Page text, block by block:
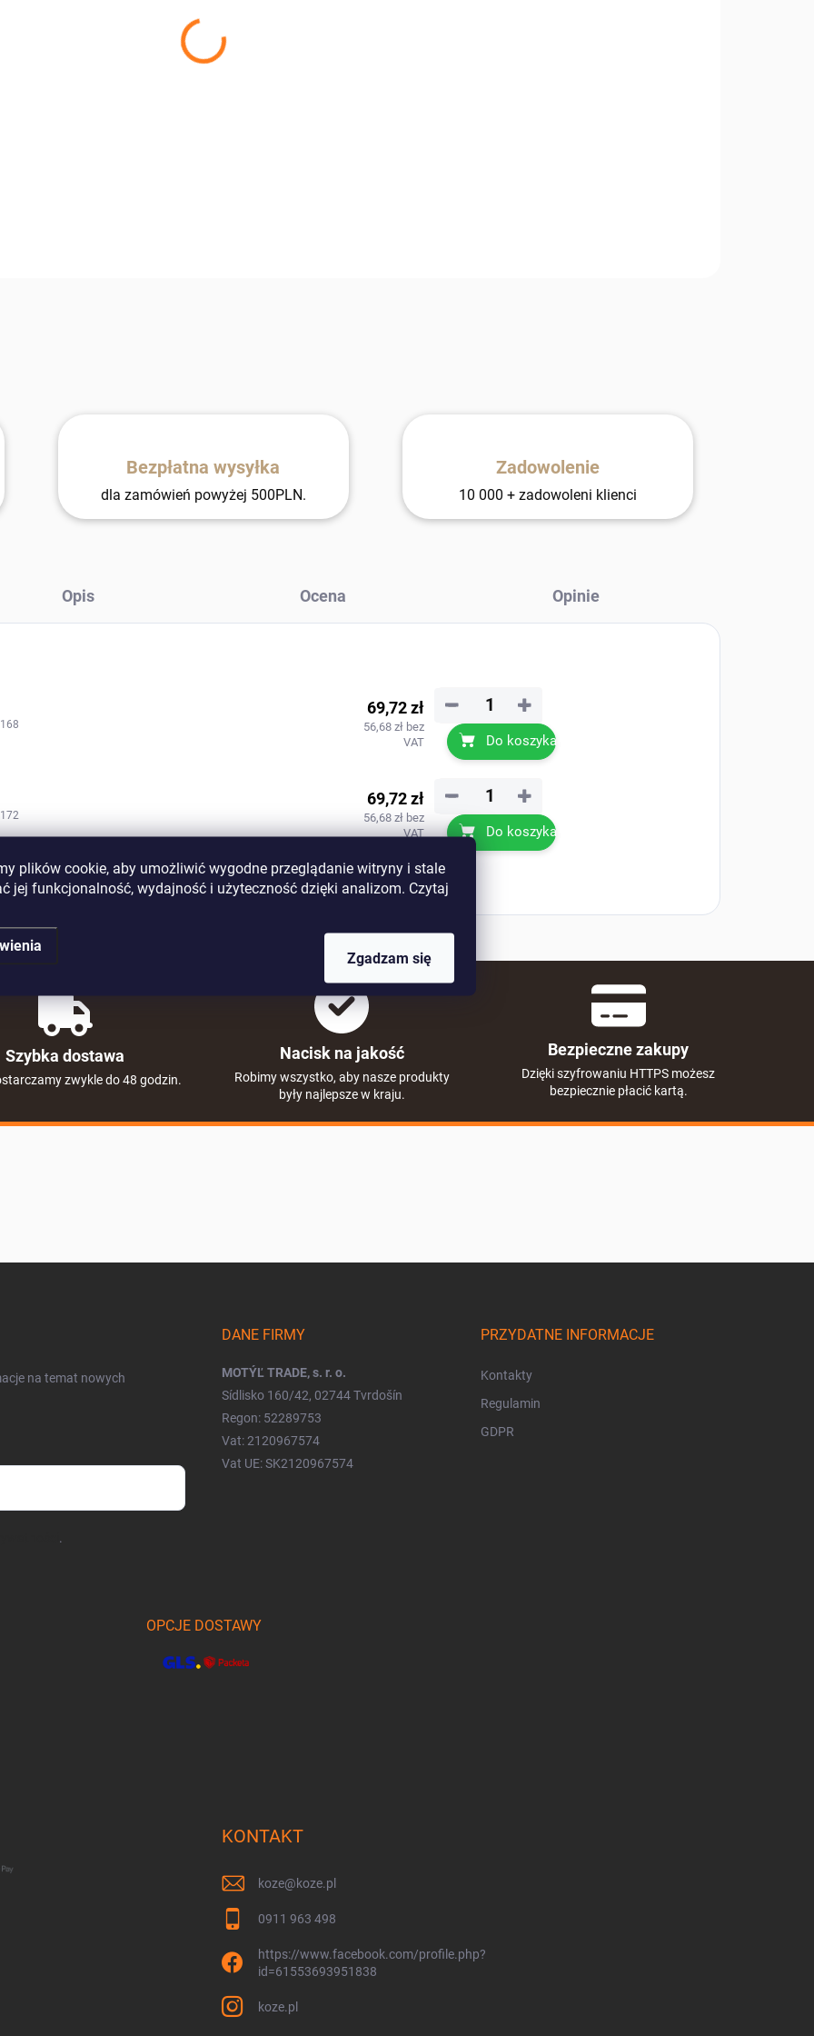
plików cookie, aby umożliwić wygodne przeglądanie witryny i stale
jej funkcjonalność, wydajność i użyteczność dzięki analizom. Czytaj
Zgadzam się
Bezpłatna wysyłka
dla zamówień powyżej 500PLN.
Zadowolenie
10 000 + zadowoleni klienci
Opis Ocena Opinie
168
69,72 zł
56,68 zł bez
VAT
+
−
Do koszyka
172
69,72 zł
56,68 zł bez
VAT
+
−
Do koszyka
Szybka dostawa
zwykle do 48 godzin.
Nacisk na jakość
Robimy wszystko, aby nasze produkty
były najlepsze w kraju.
Bezpieczne zakupy
Dzięki szyfrowaniu HTTPS możesz
bezpiecznie płacić kartą.
na temat nowych
.
DANE FIRMY
MOTÝĽ TRADE, s. r. o.
Sídlisko 160/42, 02744 Tvrdošín
Regon: 52289753
Vat: 2120967574
Vat UE: SK2120967574
PRZYDATNE INFORMACJE
Kontakty
Regulamin
GDPR
OPCJE DOSTAWY
KONTAKT
koze@koze.pl
0911 963 498
https://www.facebook.com/profile.php?
id=61553693951838
koze.pl